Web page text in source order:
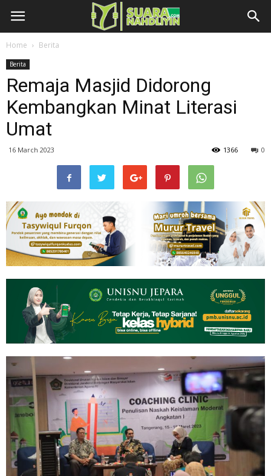
Home Berita
Berita
Remaja Masjid Didorong
Kembangkan Minat Literasi
Umat
16 March 2023 0
1366